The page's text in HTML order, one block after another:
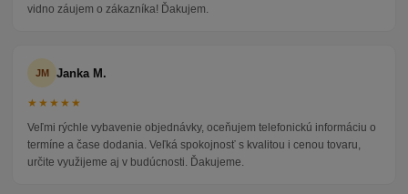
vidno záujem o zákazníka! Ďakujem.
JM Janka M.
★★★★★
Veľmi rýchle vybavenie objednávky, oceňujem telefonickú informáciu o
termíne a čase dodania. Veľká spokojnosť s kvalitou i cenou tovaru,
určite využijeme aj v budúcnosti. Ďakujeme.